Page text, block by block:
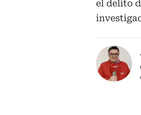
el delito